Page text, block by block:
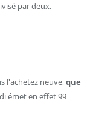
par deux.
l'achetez neuve,que
émet en effet 99